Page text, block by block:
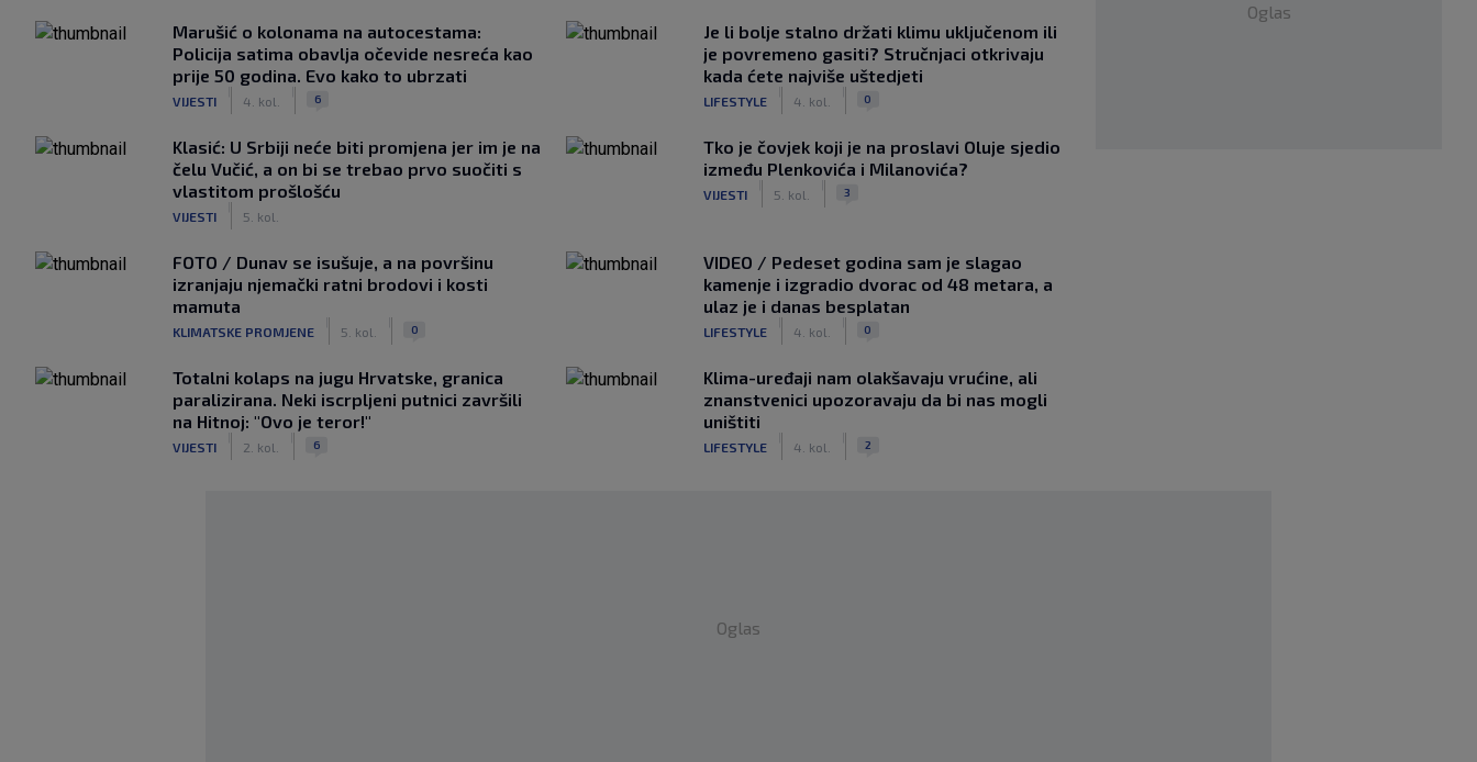
Marušić o kolonama na autocestama:
Policija satima obavlja očevide nesreća kao
prije 50 godina. Evo kako to ubrzati
VIJESTI 4. kol. 6
Je li bolje stalno držati klimu uključenom ili
je povremeno gasiti? Stručnjaci otkrivaju
kada ćete najviše uštedjeti
LIFESTYLE 4. kol. 0
Klasić: U Srbiji neće biti promjena jer im je na
čelu Vučić, a on bi se trebao prvo suočiti s
vlastitom prošlošću
VIJESTI 5. kol.
Tko je čovjek koji je na proslavi Oluje sjedio
između Plenkovića i Milanovića?
VIJESTI 5. kol. 3
FOTO / Dunav se isušuje, a na površinu
izranjaju njemački ratni brodovi i kosti
mamuta
KLIMATSKE PROMJENE 5. kol. 0
VIDEO / Pedeset godina sam je slagao
kamenje i izgradio dvorac od 48 metara, a
ulaz je i danas besplatan
LIFESTYLE 4. kol. 0
Totalni kolaps na jugu Hrvatske, granica
paralizirana. Neki iscrpljeni putnici završili
na Hitnoj: "Ovo je teror!"
VIJESTI 2. kol. 6
Klima-uređaji nam olakšavaju vrućine, ali
znanstvenici upozoravaju da bi nas mogli
uništiti
LIFESTYLE 4. kol. 2
Oglas
Oglas